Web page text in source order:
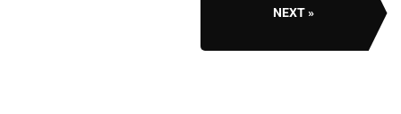
NEXT